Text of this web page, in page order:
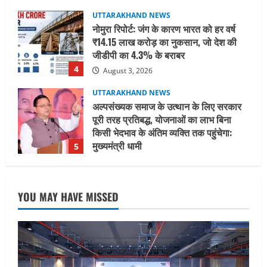
4
UTTARAKHAND NEWS
नोमुरा रिपोर्ट: जंग के कारण भारत को हर वर्ष
₹14.15 लाख करोड़ का नुकसान, जो देश की
जीडीपी का 4.3% के बराबर
August 3, 2026
5
UTTARAKHAND NEWS
अल्पसंख्यक समाज के उत्थान के लिए सरकार
पूरी तरह प्रतिबद्ध, योजनाओं का लाभ बिना
किसी भेदभाव के अंतिम व्यक्ति तक पहुंचेगा:
मुख्यमंत्री धामी
1
ब्यूटीफुल आइज़’ एवं ‘मिस ब्यूटीफुल हेयर’ का
आयोजन
August 5, 2026
UTTARAKHAND NEWS
एमआईटी वर्ल्ड पीस यूनिवर्सिटी और जर्मनी के
YOU MAY HAVE MISSED